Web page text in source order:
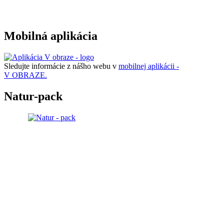
Mobilná aplikácia
Sledujte informácie z nášho webu v mobilnej aplikácii -
V OBRAZE.
Natur-pack